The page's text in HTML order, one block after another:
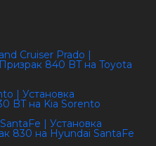
Cruiser Prado |
840 BT на Toyota
| Установка
BT на Kia Sorento
| Установка
830 на Hyundai SantaFe